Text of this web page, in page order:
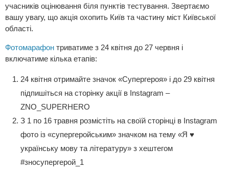
учасників оцінювання біля пунктів тестування. Звертаємо
вашу увагу, що акція охопить Київ та частину міст Київської
області.
Фотомарафон триватиме з 24 квітня до 27 червня і
включатиме кілька етапів:
24 квітня отримайте значок «Супергероя» і до 29 квітня
підпишіться на сторінку акції в Instagram –
ZNO_SUPERHERO
З 1 по 16 травня розмістіть на своїй сторінці в Instagram
фото із «супергеройським» значком на тему «Я ♥
українську мову та літературу» з хештегом
#зносупергерой_1